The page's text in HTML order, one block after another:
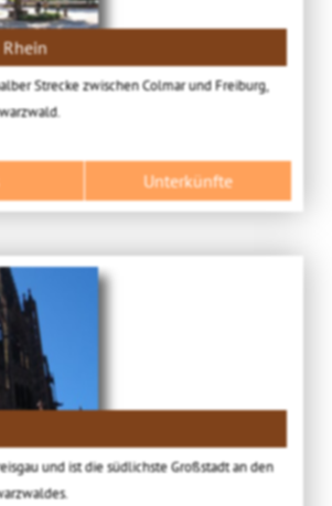
Rhein
Strecke zwischen Colmar und Freiburg,
Unterkünfte
und ist die südlichste Großstadt an den